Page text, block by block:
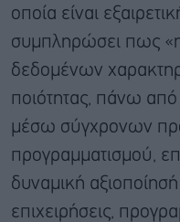
οποία είναι
συμπληρώσει πως
δεδομένων
ποιότητας, πάνω από
μέσω σύγχρονων
προγραμματισμού,
δυναμική
επιχειρήσεις,